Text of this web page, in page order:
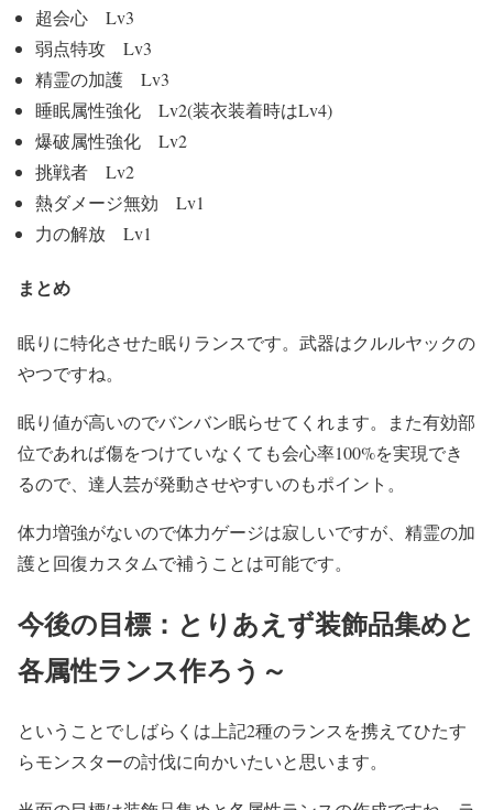
超会心 Lv3
弱点特攻 Lv3
精霊の加護 Lv3
睡眠属性強化 Lv2(装衣装着時はLv4)
爆破属性強化 Lv2
挑戦者 Lv2
熱ダメージ無効 Lv1
力の解放 Lv1
まとめ
眠りに特化させた眠りランスです。武器はクルルヤックの
やつですね。
眠り値が高いのでバンバン眠らせてくれます。また有効部
位であれば傷をつけていなくても会心率100%を実現でき
るので、達人芸が発動させやすいのもポイント。
体力増強がないので体力ゲージは寂しいですが、精霊の加
護と回復カスタムで補うことは可能です。
今後の目標：とりあえず装飾品集めと
各属性ランス作ろう～
ということでしばらくは上記2種のランスを携えてひたす
らモンスターの討伐に向かいたいと思います。